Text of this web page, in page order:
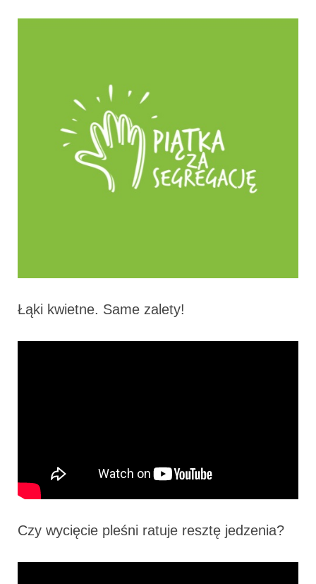
Łąki kwietne. Same zalety!
Czy wycięcie pleśni ratuje resztę jedzenia?